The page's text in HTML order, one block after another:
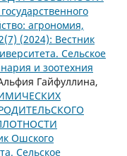
агрономия,
(2024): Вестник
Сельское
и зоотехния
Гайфуллина,
Ошского
Сельское